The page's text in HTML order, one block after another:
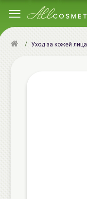
Уход за кожей лица